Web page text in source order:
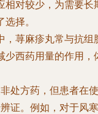
相对较少，为需要长
择。
，荨麻疹丸常与抗组
少西药用量的作用，
处方药，但患者在使
证。例如，对于风寒